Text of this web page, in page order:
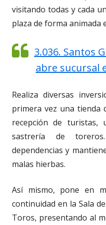
visitando todas y cada
plaza de forma animada
3.036. Santos
abre sucursal
Realiza diversas
primera vez una tienda
recepción de turistas,
sastrería de
dependencias y
malas hierbas.
Así mismo, pone en
continuidad en la Sala
Toros, presentando al